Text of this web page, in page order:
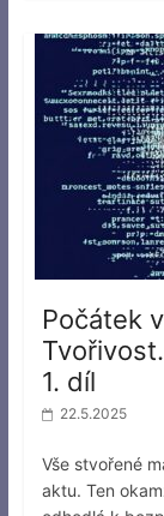
Počátek
1. díl
22.5.2025
Vše stvořené
aktu. Ten